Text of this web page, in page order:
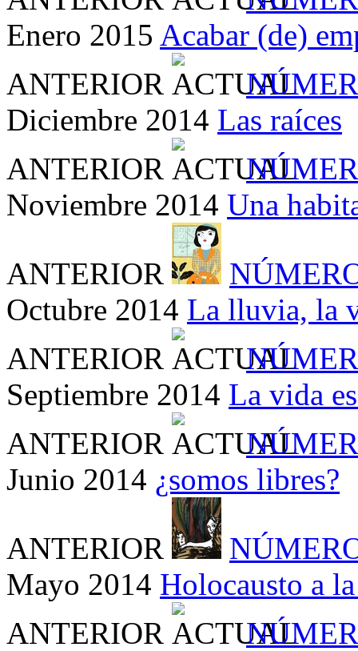
Enero 2015 Acabar (de)
ANTERIOR
Diciembre 2014 Las raíces
ANTERIOR
Noviembre 2014 Una
ANTERIOR
Octubre 2014 La lluvia, la
ANTERIOR
Septiembre 2014 La vida
ANTERIOR
Junio 2014 ¿somos libres?
ANTERIOR
Mayo 2014 Holocausto a
ANTERIOR